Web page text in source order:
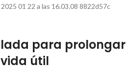
para prolongar
útil